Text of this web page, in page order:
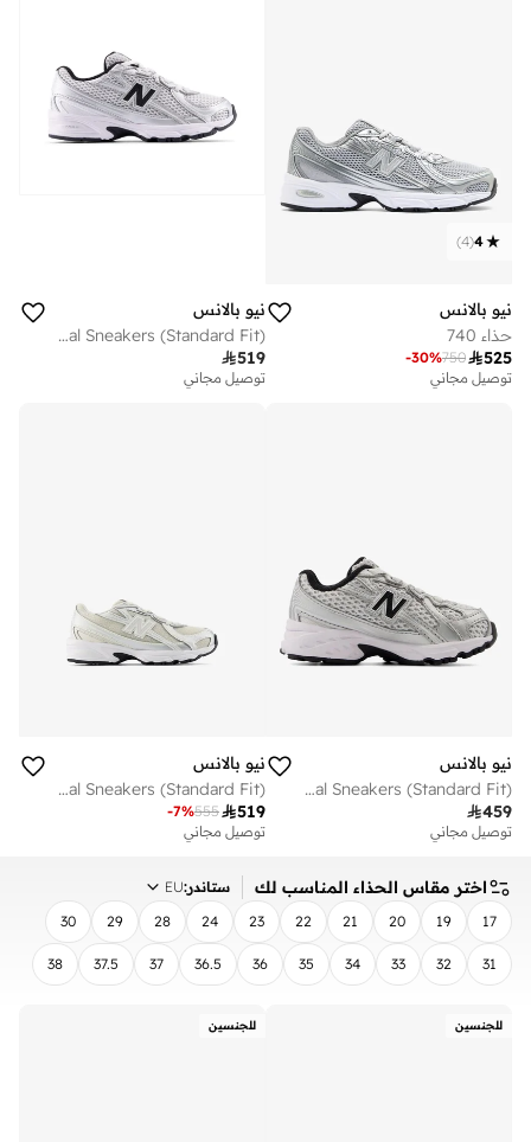
4
(
4
)
نيو بالانس
حذاء 740
525
750
-30%
توصيل مجاني
نيو بالانس
Kids 740 Bungee Lace casual Sneakers (Standard Fit)
519
توصيل مجاني
نيو بالانس
Kids 740 BUNGEE LACE casual Sneakers (Standard Fit)
459
توصيل مجاني
نيو بالانس
Kids 740 BUNGEE LACE casual Sneakers (Standard Fit)
519
555
-7%
توصيل مجاني
اختر مقاس الحذاء المناسب لك ستاندر:
EU
17
19
20
21
22
23
24
28
29
30
31
32
33
34
35
36
36.5
37
37.5
38
للجنسين للجنسين